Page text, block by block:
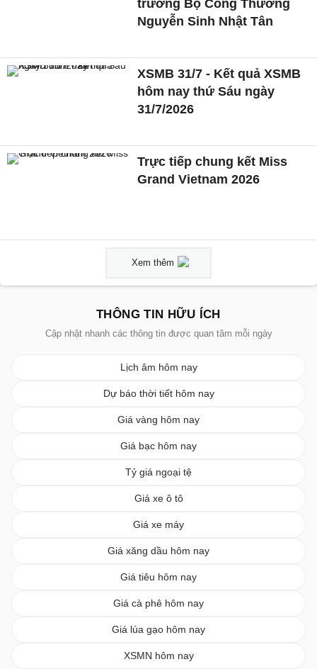
trưởng Bộ Công Thương
Nguyễn Sinh Nhật Tân
XSMB 31/7 - Kết quả XSMB
hôm nay thứ Sáu ngày
31/7/2026
Trực tiếp chung kết Miss
Grand Vietnam 2026
Xem thêm
THÔNG TIN HỮU ÍCH
Cập nhật nhanh các thông tin được quan tâm mỗi ngày
Lịch âm hôm nay
Dự báo thời tiết hôm nay
Giá vàng hôm nay
Giá bạc hôm nay
Tỷ giá ngoại tệ
Giá xe ô tô
Giá xe máy
Giá xăng dầu hôm nay
Giá tiêu hôm nay
Giá cà phê hôm nay
Giá lúa gạo hôm nay
XSMN hôm nay